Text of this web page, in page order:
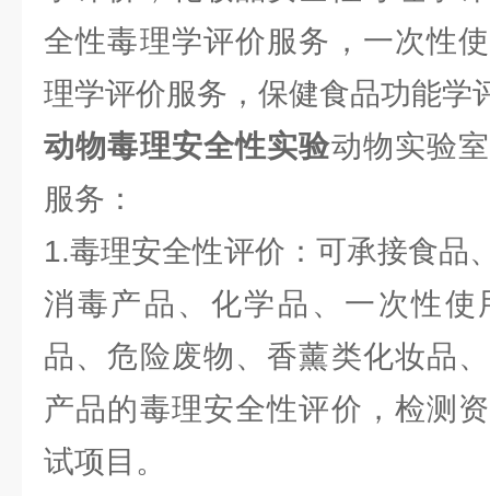
全性毒理学评价服务，一次性
理学评价服务，保健食品功能学
动物毒理安全性实验动物实验
服务：
1.毒理安全性评价：可承接食品
消毒产品、化学品、一次性使
品、危险废物、香薰类化妆品
产品的毒理安全性评价，检测
试项目。